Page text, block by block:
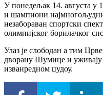
У понедељак 14. августа у
и шампиони
незабораван спортски
олимпијског борилачког
Улаз је слободан а тим
дворану Шумице и уживају
изванредном џудоу.